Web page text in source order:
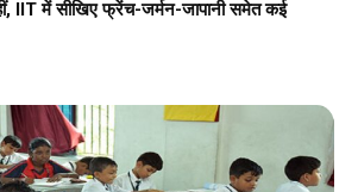
IIT में सीखिए फ्रेंच-जर्मन-जापानी समेत कई